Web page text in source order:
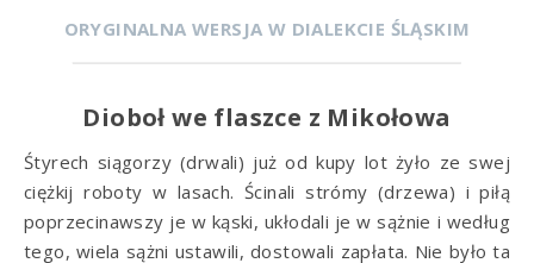
ORYGINALNA WERSJA W DIALEKCIE ŚLĄSKIM
Dioboł we flaszce z Mikołowa
Śtyrech siągorzy (drwali) już od kupy lot żyło ze swej
ciężkij roboty w lasach. Ścinali strómy (drzewa) i piłą
poprzecinawszy je w kąski, ukłodali je w sążnie i według
tego, wiela sążni ustawili, dostowali zapłata. Nie było ta